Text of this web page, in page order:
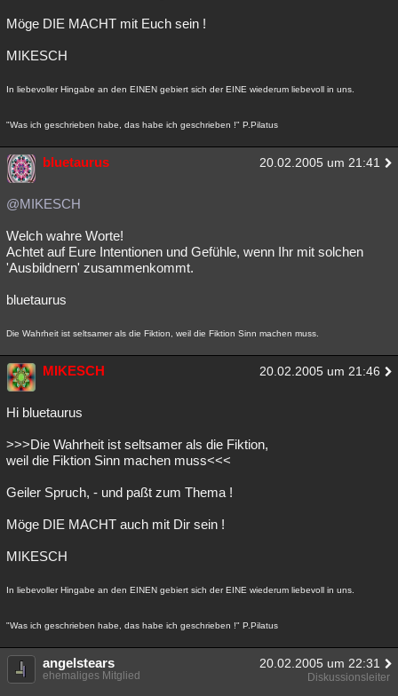
Möge DIE MACHT mit Euch sein !
MIKESCH
In liebevoller Hingabe an den EINEN gebiert sich der EINE wiederum liebevoll in uns.
"Was ich geschrieben habe, das habe ich geschrieben !" P.Pilatus
bluetaurus 20.02.2005 um 21:41
@MIKESCH
Welch wahre Worte!
Achtet auf Eure Intentionen und Gefühle, wenn Ihr mit solchen
'Ausbildnern' zusammenkommt.
bluetaurus
Die Wahrheit ist seltsamer als die Fiktion, weil die Fiktion Sinn machen muss.
MIKESCH 20.02.2005 um 21:46
Hi bluetaurus
>>>Die Wahrheit ist seltsamer als die Fiktion,
weil die Fiktion Sinn machen muss<<<
Geiler Spruch, - und paßt zum Thema !
Möge DIE MACHT auch mit Dir sein !
MIKESCH
In liebevoller Hingabe an den EINEN gebiert sich der EINE wiederum liebevoll in uns.
"Was ich geschrieben habe, das habe ich geschrieben !" P.Pilatus
angelstears 20.02.2005 um 22:31
ehemaliges Mitglied Diskussionsleiter